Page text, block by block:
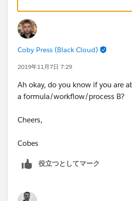
Coby Press (Black Cloud)
2019年11月7日 7:29
Ah okay, do you know if you are
a formula/workflow/process B?
Cheers,
Cobes
役立つとしてマーク